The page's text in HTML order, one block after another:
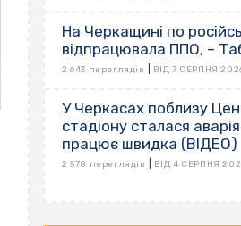
На Черкащині по
відпрацювала ППО, –
2 643 переглядів ВІД 7 СЕРПНЯ
У Черкасах поблизу
стадіону сталася
працює швидка (ВІДЕО)
2 578 переглядів ВІД 4 СЕРПНЯ